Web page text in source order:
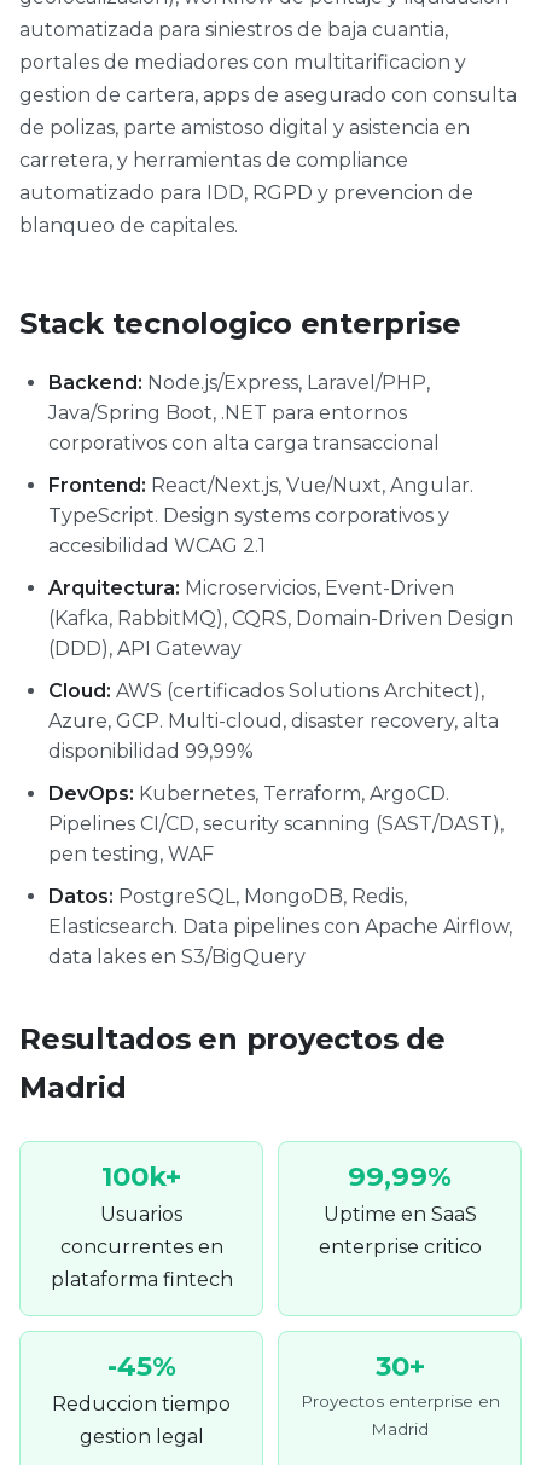
automatizada para siniestros de baja cuantia,
portales de mediadores con multitarificacion y
gestion de cartera, apps de asegurado con consulta
de polizas, parte amistoso digital y asistencia en
carretera, y herramientas de compliance
automatizado para IDD, RGPD y prevencion de
blanqueo de capitales.
Stack tecnologico enterprise
Backend: Node.js/Express, Laravel/PHP,
Java/Spring Boot, .NET para entornos
corporativos con alta carga transaccional
Frontend: React/Next.js, Vue/Nuxt, Angular.
TypeScript. Design systems corporativos y
accesibilidad WCAG 2.1
Arquitectura: Microservicios, Event-Driven
(Kafka, RabbitMQ), CQRS, Domain-Driven Design
(DDD), API Gateway
Cloud: AWS (certificados Solutions Architect),
Azure, GCP. Multi-cloud, disaster recovery, alta
disponibilidad 99,99%
DevOps: Kubernetes, Terraform, ArgoCD.
Pipelines CI/CD, security scanning (SAST/DAST),
pen testing, WAF
Datos: PostgreSQL, MongoDB, Redis,
Elasticsearch. Data pipelines con Apache Airflow,
data lakes en S3/BigQuery
Resultados en proyectos de
Madrid
100k+
Usuarios
concurrentes en
plataforma fintech
99,99%
Uptime en SaaS
enterprise critico
-45%
Reduccion tiempo
gestion legal
30+
Proyectos enterprise en
Madrid